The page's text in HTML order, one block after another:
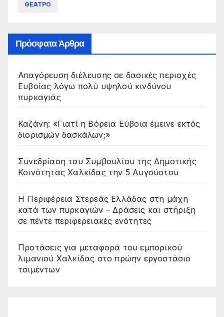
ΘΕΑΤΡΟ
Πρόσφατα Άρθρα
Απαγόρευση διέλευσης σε δασικές περιοχές
Ευβοίας λόγω πολύ υψηλού κινδύνου
πυρκαγιάς
Καζάνη: «Γιατί η Βόρεια Εύβοια έμεινε εκτός
διορισμών δασκάλων;»
Συνεδρίαση του Συμβουλίου της Δημοτικής
Κοινότητας Χαλκίδας την 5 Αυγούστου
Η Περιφέρεια Στερεάς Ελλάδας στη μάχη
κατά των πυρκαγιών – Δράσεις και στήριξη
σε πέντε περιφερειακές ενότητες
Προτάσεις για μεταφορά του εμπορικού
λιμανιού Χαλκίδας στο πρώην εργοστάσιο
τσιμέντων